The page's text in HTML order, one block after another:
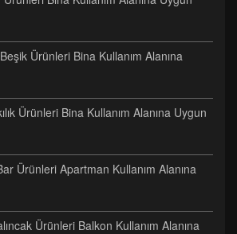
Ürünleri Bina Kullanım Alanına
Ürünleri Bina Kullanım Alanına Uygun
Ürünleri Apartman Kullanım Alanına
Ürünleri Balkon Kullanım Alanına